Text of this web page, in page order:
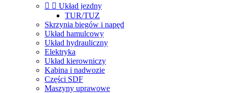
  Układ jezdny
TUR/TUZ
Skrzynia biegów i napęd
Układ hamulcowy
Układ hydrauliczny
Elektryka
Układ kierowniczy
Kabina i nadwozie
Części SDF
Maszyny uprawowe